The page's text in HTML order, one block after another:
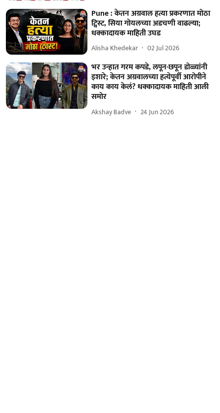
Pune : केतन अग्रवाल हत्या प्रकरणात मोठा
ट्विस्ट, सिया गोयलच्या अडचणी वाढल्या;
धक्कादायक माहिती उघड
Alisha Khedekar 02 Jul 2026
भर उन्हात गरम कपडे, लपून-छपून डोळ्यांनी
इशारे; केतन अग्रवालच्या हत्येपूर्वी आरोपीने
काय काय केलं? धक्कादायक माहिती आली
समोर
Akshay Badve 24 Jun 2026